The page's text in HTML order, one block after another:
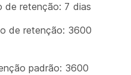
de retenção: 7 dias
de retenção: 3600
padrão: 3600